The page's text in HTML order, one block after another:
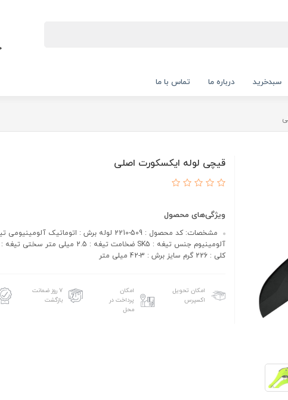
سبدخرید درباره ما تماس با ما
قیچی لوله ایکسکورت اصلی
ویژگی‌های محصول
مشخصات: کد محصول : 509-2210 لوله برش : اتوماتیک
کلی : 226 گرم سایز برش : 3-42 میلی متر
امکان تحویل
اکسپرس
امکان
پرداخت در
محل
۷ روز ضمانت
بازگشت